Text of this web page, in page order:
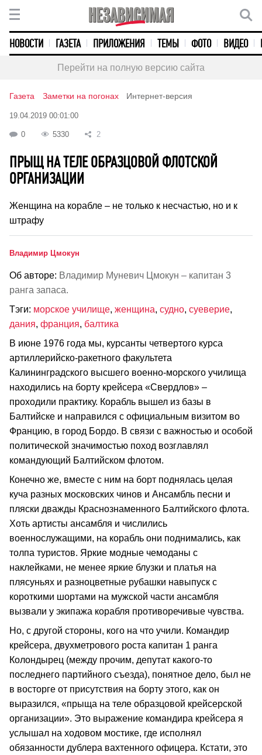
НОВОСТИ ГАЗЕТА ПРИЛОЖЕНИЯ ТЕМЫ ФОТО ВИДЕО
Перейти на полную версию сайта
Газета Заметки на погонах Интернет-версия
19.04.2019 00:01:00
0 5330 2
ПРЫЩ НА ТЕЛЕ ОБРАЗЦОВОЙ ФЛОТСКОЙ
ОРГАНИЗАЦИИ
Женщина на корабле – не только к несчастью, но и к
штрафу
Владимир Цмокун
Об авторе: Владимир Муневич Цмокун – капитан 3
ранга запаса.
Тэги: морское училище, женщина, судно, суеверие,
дания, франция, балтика
В июне 1976 года мы, курсанты четвертого курса
артиллерийско-ракетного факультета
Калининградского высшего военно-морского училища
находились на борту крейсера «Свердлов» –
проходили практику. Корабль вышел из базы в
Балтийске и направился с официальным визитом во
Францию, в город Бордо. В связи с важностью и особой
политической значимостью поход возглавлял
командующий Балтийском флотом.
Конечно же, вместе с ним на борт поднялась целая
куча разных московских чинов и Ансамбль песни и
пляски дважды Краснознаменного Балтийского флота.
Хоть артисты ансамбля и числились
военнослужащими, на корабль они поднимались, как
толпа туристов. Яркие модные чемоданы с
наклейками, не менее яркие блузки и платья на
плясуньях и разноцветные рубашки навыпуск с
короткими шортами на мужской части ансамбля
вызвали у экипажа корабля противоречивые чувства.
Но, с другой стороны, кого на что учили. Командир
крейсера, двухметрового роста капитан 1 ранга
Колондырец (между прочим, депутат какого-то
последнего партийного съезда), понятное дело, был не
в восторге от присутствия на борту этого, как он
выразился, «прыща на теле образцовой крейсерской
организации». Это выражение командира крейсера я
услышал на ходовом мостике, где исполнял
обязанности дублера вахтенного офицера. Кстати, это